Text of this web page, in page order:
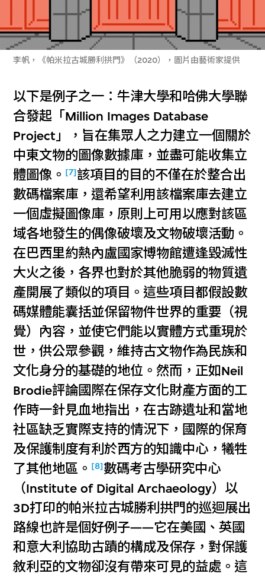
李帆，《帕米拉古城勝利拱門》（2020），圖片由藝術家提供
以下是例子之一：牛津大學和哈佛大學聯
合發起「Million Images Database
Project」，旨在集眾人之力建立一個關於
中東文物的圖像數據庫，並盡可能收集立
體圖像。 [7]該項目的目的不僅在於整合出
數碼檔案庫，還希望利用該檔案庫去建立
一個虛擬圖像庫，原則上可用以應對該區
域各地發生的偶像破壞及文物破壞活動。
在巴西里約熱內盧國家博物館遭逢毀滅性
大火之後，各界也對於其他脆弱的物質遺
產開展了類似的項目。這些項目都假設數
碼媒體能囊括並保留物件世界的重要（視
覺）內容，並使它們能以實體方式重現於
世，供公眾參觀，維持古文物作為民族和
文化身分的基礎的地位。然而，正如Neil
Brodie評論國際在保存文化財產方面的工
作時一針見血地指出，在古跡遺址和當地
社區缺乏實際支持的情況下，國際的保育
及保護制度有利於西方的知識中心，犧牲
了其他地區。 [8]數碼考古學研究中心
（Institute of Digital Archaeology）以
3D打印的帕米拉古城勝利拱門的巡迴展出
路線也許是個好例子——它在美國、英國
和意大利協助古蹟的構成及保存，對保護
敘利亞的文物卻沒有帶來可見的益處。這